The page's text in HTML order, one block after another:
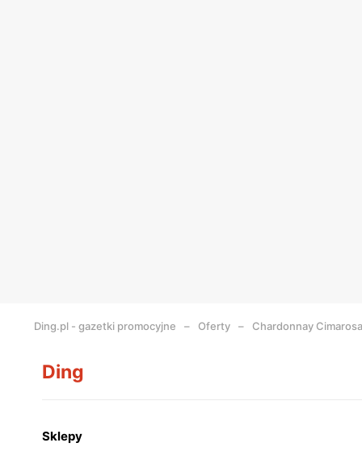
Ding.pl - gazetki promocyjne Oferty Chardonnay Cimarosa
Ding
Sklepy